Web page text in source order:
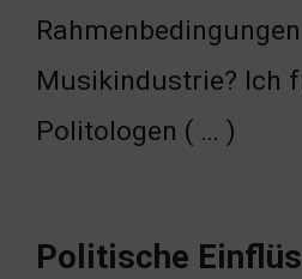
Musikindustrie? Ich
Politologen ( … )
Politische